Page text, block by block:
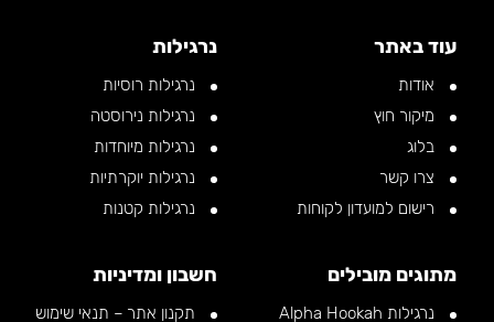
עוד באתר
אודות
מיקור חוץ
בלוג
צרו קשר
רישום למועדון לקוחות
נרגילות
נרגילות רוסיות
נרגילות נירוסטה
נרגילות מיוחדות
נרגילות יוקרתיות
נרגילות קטנות
מתוגים מובילים
נרגילות Alpha Hookah
חשבון ומדיניות
תקנון אתר – תנאי שימוש